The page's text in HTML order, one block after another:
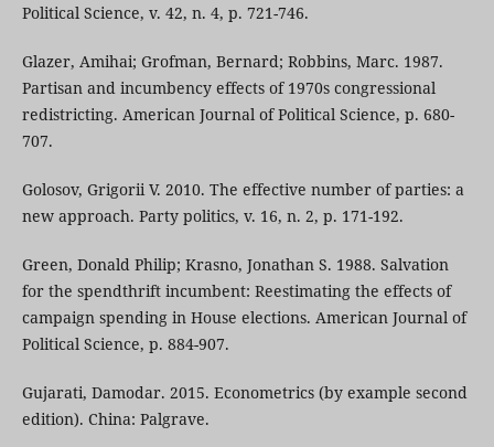
Political Science, v. 42, n. 4, p. 721-746.
Glazer, Amihai; Grofman, Bernard; Robbins, Marc. 1987.
Partisan and incumbency effects of 1970s congressional
redistricting. American Journal of Political Science, p. 680-
707.
Golosov, Grigorii V. 2010. The effective number of parties: a
new approach. Party politics, v. 16, n. 2, p. 171-192.
Green, Donald Philip; Krasno, Jonathan S. 1988. Salvation
for the spendthrift incumbent: Reestimating the effects of
campaign spending in House elections. American Journal of
Political Science, p. 884-907.
Gujarati, Damodar. 2015. Econometrics (by example second
edition). China: Palgrave.